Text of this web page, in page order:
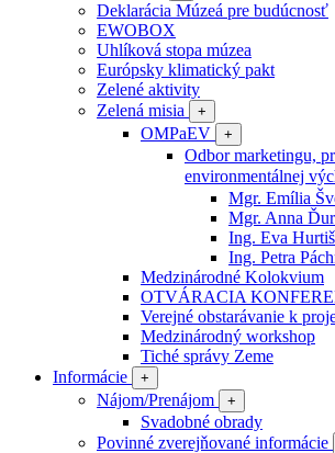
Deklarácia Múzeá pre budúcnosť
EWOBOX
Uhlíková stopa múzea
Európsky klimatický pakt
Zelené aktivity
Zelená misia
+
OMPaEV +
Odbor marketingu,
environmentálnej
Mgr. Emília
Mgr. Anna
Ing. Eva
Ing. Petra
Medzinárodné Kolokvium
OTVÁRACIA
Verejné obstarávanie k
Medzinárodný workshop
Tiché správy Zeme
Informácie
+
Nájom/Prenájom +
Svadobné obrady
Povinné zverejňované informácie